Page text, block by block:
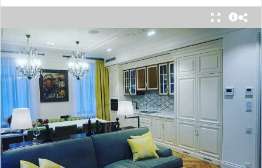
Народная артисткаРоссииНадежда Бабкина,
известная своей любовью к традиционному
стилю и народной эстетике, удивила
поклонников, выбрав для своей новой
московской квартиры современный стиль лофт.
Это решение стало настоящим откровением,
демонстрирующим её умение сочетать классику
и актуальные тенденции. Подробности о
проекте раскрывает канал “DOMEO | РЕМОНТ
КВАРТИР | НЕДВИЖИМОСТЬ” 2.